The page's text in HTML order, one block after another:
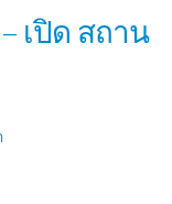
เปิด สถาน